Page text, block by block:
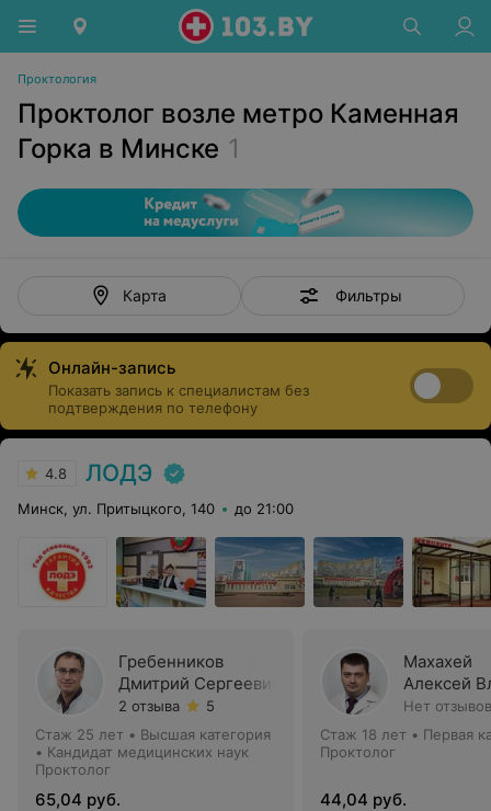
Проктология
Проктолог возле метро Каменная
Горка в Минске 1
Карта Фильтры
Онлайн-запись
Показать запись к специалистам без
подтверждения по телефону
4.8 ЛОДЭ
Минск, ул. Притыцкого, 140 до 21:00
Гребенников
Дмитрий Сергеевич
2 отзыва
5
Стаж 25 лет • Высшая категория
• Кандидат медицинских наук
Проктолог
65,04 руб.
Махахей
Алексей
Нет отзывов
Стаж 18 лет • Первая
Проктолог
44,04 руб.